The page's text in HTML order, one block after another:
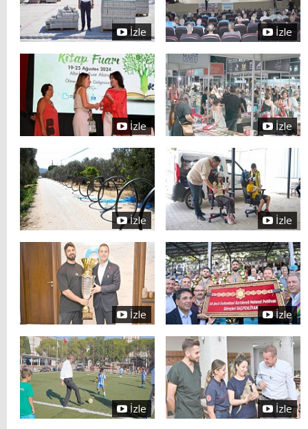
İzle İzle
İzle İzle
İzle İzle
İzle İzle
İzle İzle